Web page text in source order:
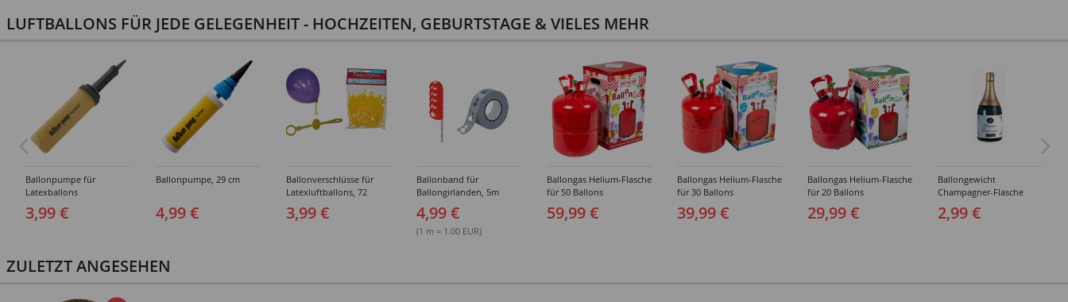
LUFTBALLONS FÜR JEDE GELEGENHEIT - HOCHZEITEN, GEBURTSTAGE & VIELES MEHR
Ballonpumpe für
Latexballons
3,99 €
Ballonpumpe, 29 cm
4,99 €
Ballonverschlüsse für
Latexluftballons, 72
Stück
3,99 €
Ballonband für
Ballongirlanden, 5m
Deko-Band aus PVC
4,99 €
(1 m = 1.00 EUR)
Ballongas Helium-Flasche
für 50 Ballons
59,99 €
Ballongas Helium-Flasche
für 30 Ballons
39,99 €
Ballongas Helium-Flasche
für 20 Ballons
29,99 €
Ballongewicht
Champagner-Flasche
2,99 €
ZULETZT ANGESEHEN